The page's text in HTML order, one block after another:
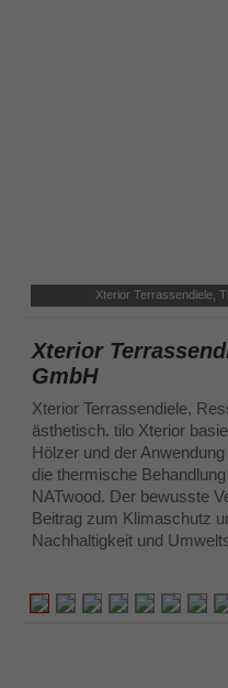
Xterior Terrassendiele,
Xterior
GmbH
Xterior Terrassendiele,
ästhetisch. tilo Xterior
Hölzer und der
die thermische
NATwood. Der bewusste
Beitrag zum Klimaschutz
Nachhaltigkeit und